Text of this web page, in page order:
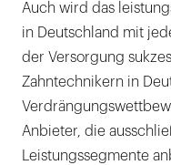
Auch wird das
in Deutschland mit
der Versorgung
Zahntechnikern in
Anbieter, die
Leistungssegmente